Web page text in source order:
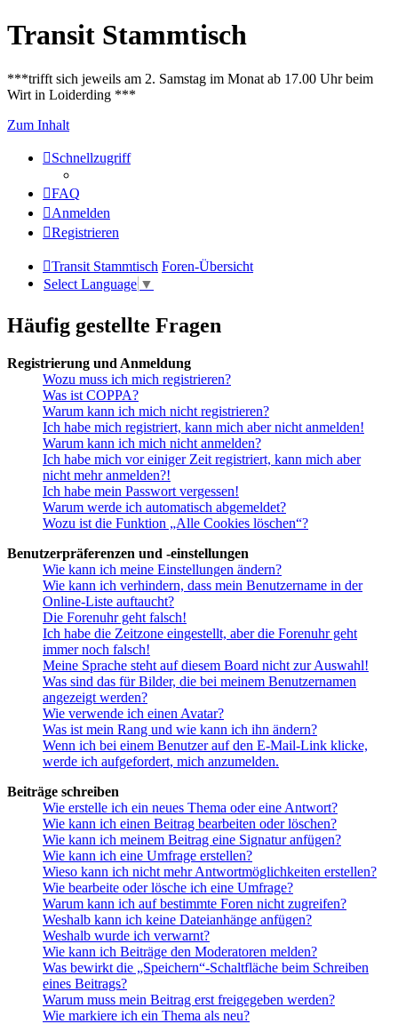
Transit Stammtisch
***trifft sich jeweils am 2. Samstag im Monat ab 17.00 Uhr beim
Wirt in Loiderding ***
Zum Inhalt
Schnellzugriff
FAQ
Anmelden
Registrieren
Transit Stammtisch Foren-Übersicht
Select Language ▼
Häufig gestellte Fragen
Registrierung und Anmeldung
Wozu muss ich mich registrieren?
Was ist COPPA?
Warum kann ich mich nicht registrieren?
Ich habe mich registriert, kann mich aber nicht anmelden!
Warum kann ich mich nicht anmelden?
Ich habe mich vor einiger Zeit registriert, kann mich aber
nicht mehr anmelden?!
Ich habe mein Passwort vergessen!
Warum werde ich automatisch abgemeldet?
Wozu ist die Funktion „Alle Cookies löschen“?
Benutzerpräferenzen und -einstellungen
Wie kann ich meine Einstellungen ändern?
Wie kann ich verhindern, dass mein Benutzername in der
Online-Liste auftaucht?
Die Forenuhr geht falsch!
Ich habe die Zeitzone eingestellt, aber die Forenuhr geht
immer noch falsch!
Meine Sprache steht auf diesem Board nicht zur Auswahl!
Was sind das für Bilder, die bei meinem Benutzernamen
angezeigt werden?
Wie verwende ich einen Avatar?
Was ist mein Rang und wie kann ich ihn ändern?
Wenn ich bei einem Benutzer auf den E-Mail-Link klicke,
werde ich aufgefordert, mich anzumelden.
Beiträge schreiben
Wie erstelle ich ein neues Thema oder eine Antwort?
Wie kann ich einen Beitrag bearbeiten oder löschen?
Wie kann ich meinem Beitrag eine Signatur anfügen?
Wie kann ich eine Umfrage erstellen?
Wieso kann ich nicht mehr Antwortmöglichkeiten erstellen?
Wie bearbeite oder lösche ich eine Umfrage?
Warum kann ich auf bestimmte Foren nicht zugreifen?
Weshalb kann ich keine Dateianhänge anfügen?
Weshalb wurde ich verwarnt?
Wie kann ich Beiträge den Moderatoren melden?
Was bewirkt die „Speichern“-Schaltfläche beim Schreiben
eines Beitrags?
Warum muss mein Beitrag erst freigegeben werden?
Wie markiere ich ein Thema als neu?